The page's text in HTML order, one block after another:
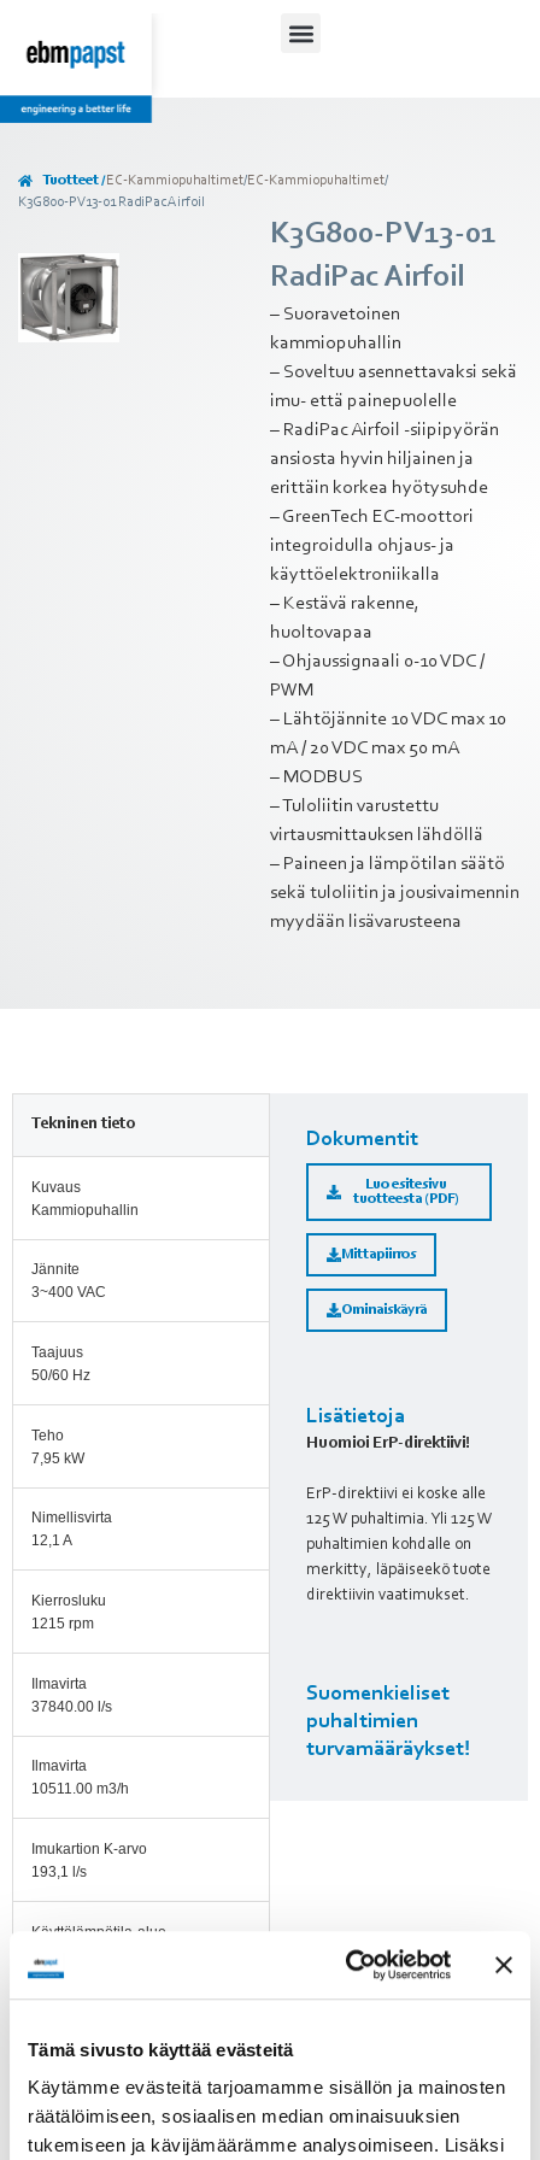
Tämä sivusto käyttää evästeitä
Käytämme evästeitä tarjoamamme sisällön ja mainosten
räätälöimiseen, sosiaalisen median ominaisuuksien
tukemiseen ja kävijämäärämme analysoimiseen. Lisäksi
Tuotteet /EC-Kammiopuhaltimet/EC-Kammiopuhaltimet/
K3G800-PV13-01 RadiPac Airfoil
K3G800-PV13-01
RadiPac Airfoil
– Suoravetoinen
kammiopuhallin
– Soveltuu asennettavaksi sekä
imu- että painepuolelle
– RadiPac Airfoil -siipipyörän
ansiosta hyvin hiljainen ja
erittäin korkea hyötysuhde
– GreenTech EC-moottori
integroidulla ohjaus- ja
käyttöelektroniikalla
– Kestävä rakenne,
huoltovapaa
– Ohjaussignaali 0-10 VDC /
PWM
– Lähtöjännite 10 VDC max 10
mA / 20 VDC max 50 mA
– MODBUS
– Tuloliitin varustettu
virtausmittauksen lähdöllä
– Paineen ja lämpötilan säätö
sekä tuloliitin ja jousivaimennin
myydään lisävarusteena
Tekninen tieto
Kuvaus
Kammiopuhallin
Jännite
3~400 VAC
Taajuus
50/60 Hz
Teho
7,95 kW
Nimellisvirta
12,1 A
Kierrosluku
1215 rpm
Ilmavirta
37840.00 l/s
Ilmavirta
10511.00 m3/h
Imukartion K-arvo
193,1 l/s
Käyttölämpötila-alue
roottorin puolelta
Moottorin tyyppi
M3G200-QA
Dokumentit
Luo esitesivu
tuotteesta (PDF)
Mittapiirros
Ominaiskäyrä
Lisätietoja
Huomioi ErP-direktiivi!
ErP-direktiivi ei koske alle
125 W puhaltimia. Yli 125 W
puhaltimien kohdalle on
merkitty, läpäiseekö tuote
direktiivin vaatimukset.
Suomenkieliset
puhaltimien
turvamääräykset!